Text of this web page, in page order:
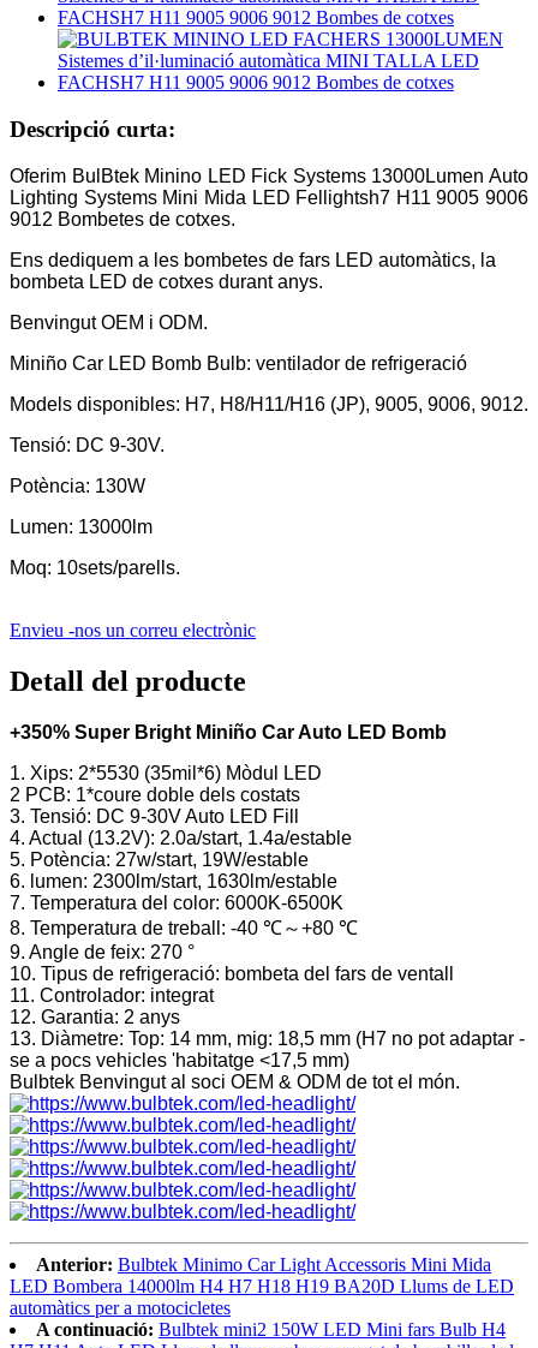
Descripció curta:
Oferim BulBtek Minino LED Fick Systems 13000Lumen Auto
Lighting Systems Mini Mida LED Fellightsh7 H11 9005 9006
9012 Bombetes de cotxes.
Ens dediquem a les bombetes de fars LED automàtics, la
bombeta LED de cotxes durant anys.
Benvingut OEM i ODM.
Miniño Car LED Bomb Bulb: ventilador de refrigeració
Models disponibles: H7, H8/H11/H16 (JP), 9005, 9006, 9012.
Tensió: DC 9-30V.
Potència: 130W
Lumen: 13000lm
Moq: 10sets/parells.
Envieu -nos un correu electrònic
Detall del producte
+350% Super Bright Miniño Car Auto LED Bomb
1. Xips: 2*5530 (35mil*6) Mòdul LED
2 PCB: 1*coure doble dels costats
3. Tensió: DC 9-30V Auto LED Fill
4. Actual (13.2V): 2.0a/start, 1.4a/estable
5. Potència: 27w/start, 19W/estable
6. lumen: 2300lm/start, 1630lm/estable
7. Temperatura del color: 6000K-6500K
8. Temperatura de treball: -40 ℃～+80 ℃
9. Angle de feix: 270 °
10. Tipus de refrigeració: bombeta del fars de ventall
11. Controlador: integrat
12. Garantia: 2 anys
13. Diàmetre: Top: 14 mm, mig: 18,5 mm (H7 no pot adaptar -
se a pocs vehicles 'habitatge <17,5 mm)
Bulbtek Benvingut al soci OEM & ODM de tot el món.
Anterior: Bulbtek Minimo Car Light Accessoris Mini Mida
LED Bombera 14000lm H4 H7 H18 H19 BA20D Llums de LED
automàtics per a motocicletes
A continuació: Bulbtek mini2 150W LED Mini fars Bulb H4